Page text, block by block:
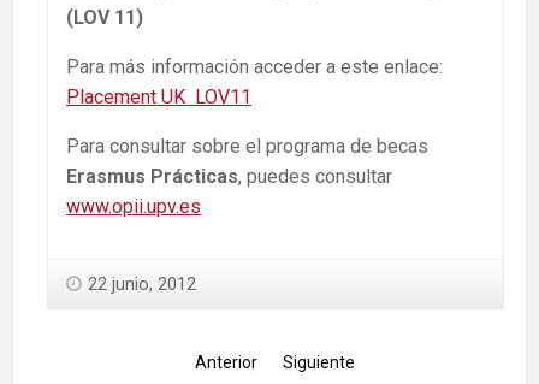
(LOV 11)
Para más información acceder a este enlace:
Placement UK LOV11
Para consultar sobre el programa de becas
Erasmus Prácticas, puedes consultar
www.opii.upv.es
22 junio, 2012
Anterior Siguiente